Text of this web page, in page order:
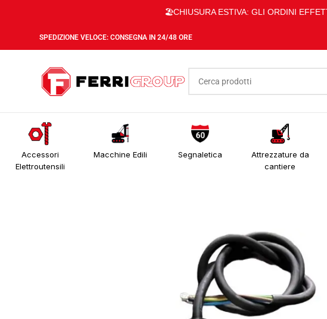
🏖️CHIUSURA ESTIVA: GLI ORDINI
SPEDIZIONE VELOCE: CONSEGNA IN 24/48 ORE
Accessori
Elettroutensili
Macchine Edili Segnaletica
Attrezzature da
cantiere